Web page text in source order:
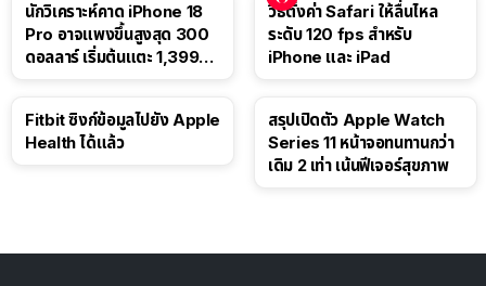
นักวิเคราะห์คาด iPhone 18
Pro อาจแพงขึ้นสูงสุด 300
ดอลลาร์ เริ่มต้นแตะ 1,399
วิธีตั้งค่า Safari ให้ลื่นไหล
ระดับ 120 fps สำหรับ
iPhone และ iPad
Fitbit ซิงก์ข้อมูลไปยัง Apple
Health ได้แล้ว
สรุปเปิดตัว Apple Watch
Series 11 หน้าจอทนทานกว่า
เดิม 2 เท่า เน้นฟีเจอร์สุขภาพ